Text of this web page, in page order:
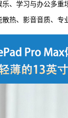
、学习与办公多重
热、影音音质、专